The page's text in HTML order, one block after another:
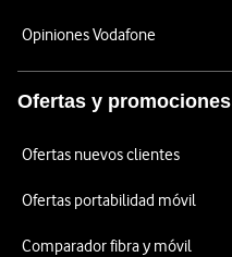
Opiniones Vodafone
Ofertas y promociones
Ofertas nuevos clientes
Ofertas portabilidad móvil
Comparador fibra y móvil